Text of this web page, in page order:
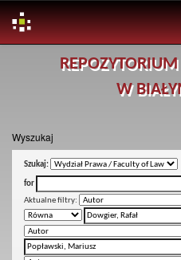
W
Wyszukaj
Szukaj:
for
Aktualne filtry: